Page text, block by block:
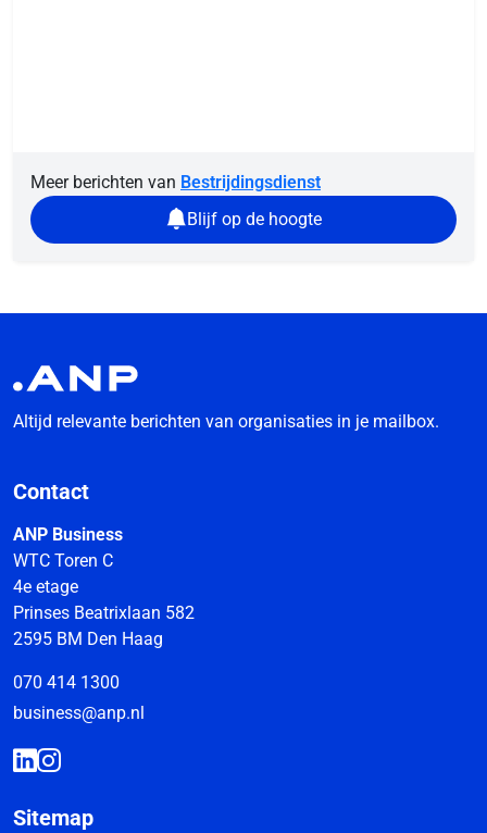
Meer berichten van Bestrijdingsdienst
Blijf op de hoogte
Altijd relevante berichten van organisaties in je mailbox.
Contact
ANP Business
WTC Toren C
4e etage
Prinses Beatrixlaan 582
2595 BM Den Haag
070 414 1300
business@anp.nl
Sitemap